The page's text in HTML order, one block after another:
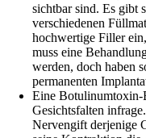
sichtbar sind. Es gibt
verschiedenen
hochwertige Filler
muss eine
werden, doch haben
permanenten
Eine Botulinumtoxin-
Gesichtsfalten
Nervengift derjenige